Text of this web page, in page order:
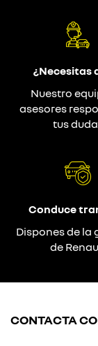
¿Necesitas
Nuestro
asesores
tus
Conduce
Dispones de la
de
CONTACTA